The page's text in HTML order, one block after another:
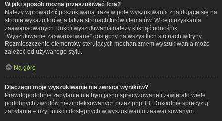
W jaki sposób można przeszukiwać fora?
Należy wprowadzić poszukiwaną frazę w pole wyszukiwania znajdujące się na
stronie wykazu forów, a także stronach forów i tematów. W celu uzyskania
zaawansowanych funkcji wyszukiwania należy kliknąć odnośnik
“Wyszukiwanie zaawansowane” dostępny na wszystkich stronach witryny.
Rozmieszczenie elementów sterujących mechanizmem wyszukiwania może
zależeć od używanego stylu.
Na górę
Dlaczego moje wyszukiwanie nie zwraca wyników?
Prawdopodobnie zapytanie nie było jasno sprecyzowane i zawierało wiele
podobnych zwrotów niezindeksowanych przez phpBB. Dokładnie sprecyzuj
zapytanie – użyj funkcji dostępnych w wyszukiwaniu zaawansowanym.